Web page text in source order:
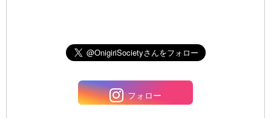
フォロー